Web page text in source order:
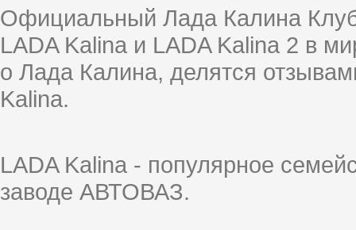
Официальный Лада Калина
LADA Kalina и LADA Kalina 2 в
о Лада Калина, делятся
Kalina.
LADA Kalina - популярное
заводе АВТОВАЗ.